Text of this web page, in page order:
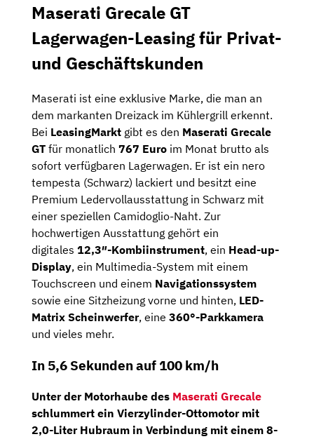
Maserati Grecale GT
Lagerwagen-Leasing für Privat-
und Geschäftskunden
Maserati ist eine exklusive Marke, die man an
dem markanten Dreizack im Kühlergrill erkennt.
Bei LeasingMarkt gibt es den Maserati Grecale
GT für monatlich 767 Euro im Monat brutto als
sofort verfügbaren Lagerwagen. Er ist ein nero
tempesta (Schwarz) lackiert und besitzt eine
Premium Ledervollausstattung in Schwarz mit
einer speziellen Camidoglio-Naht. Zur
hochwertigen Ausstattung gehört ein
digitales 12,3″-Kombiinstrument, ein Head-up-
Display, ein Multimedia-System mit einem
Touchscreen und einem Navigationssystem
sowie eine Sitzheizung vorne und hinten, LED-
Matrix Scheinwerfer, eine 360°-Parkkamera
und vieles mehr.
In 5,6 Sekunden auf 100 km/h
Unter der Motorhaube des Maserati Grecale
schlummert ein Vierzylinder-Ottomotor mit
2,0-Liter Hubraum in Verbindung mit einem 8-